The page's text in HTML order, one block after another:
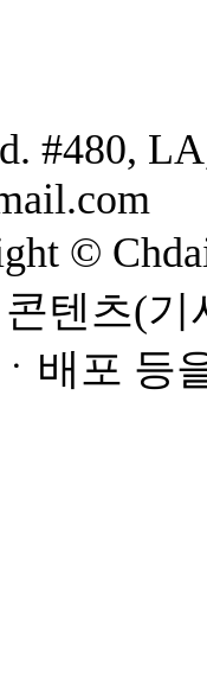
#480,
©
텐츠(
배포 등